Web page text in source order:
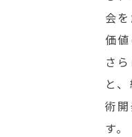
会
価
さ
と
術
す。